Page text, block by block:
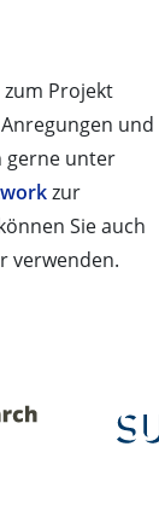
zum Projekt
und
gerne unter
zur
Sie auch
verwenden.